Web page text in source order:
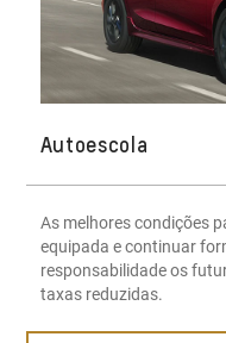
Autoescola
As melhores condições
equipada e continuar
responsabilidade os
taxas reduzidas.